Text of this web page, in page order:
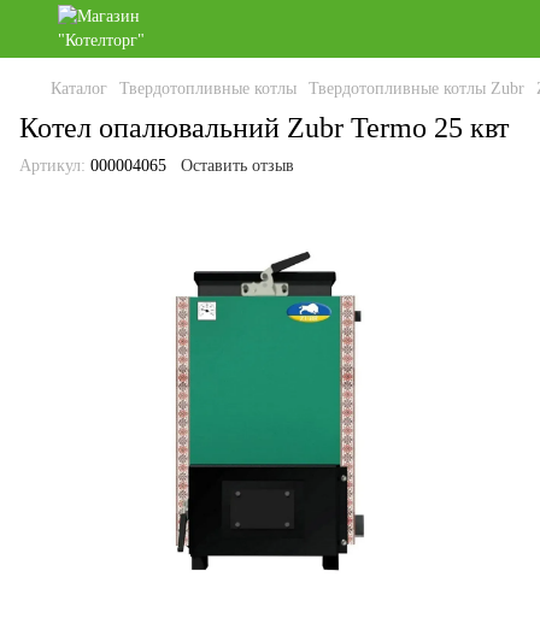
Каталог Твердотопливные котлы Твердотопливные котлы Zubr
Котел опалювальний Zubr Termo 25 квт
Артикул: 000004065 Оставить отзыв